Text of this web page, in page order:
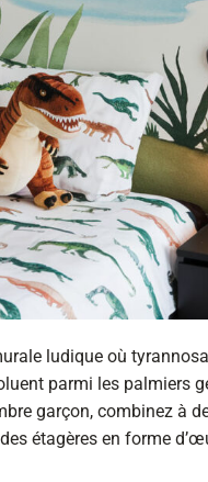
ludique où
parmi les palmiers
garçon, combinez à
étagères en forme